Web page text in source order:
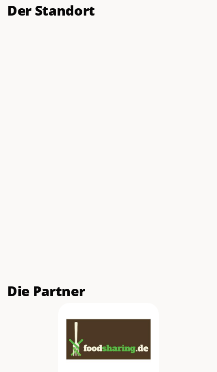
Der Standort
Die Partner